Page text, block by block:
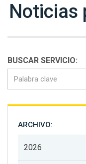
Noticias
BUSCAR SERVICIO:
ARCHIVO:
2026